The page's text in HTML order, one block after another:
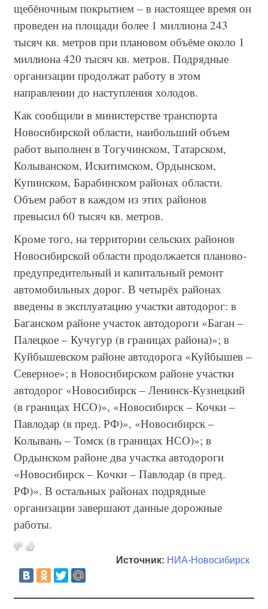
щебёночным покрытием – в настоящее время он
проведен на площади более 1 миллиона 243
тысяч кв. метров при плановом объёме около 1
миллиона 420 тысяч кв. метров. Подрядные
организации продолжат работу в этом
направлении до наступления холодов.
Как сообщили в министерстве транспорта
Новосибирской области, наибольший объем
работ выполнен в Тогучинском, Татарском,
Колыванском, Искитимском, Ордынском,
Купинском, Барабинском районах области.
Объем работ в каждом из этих районов
превысил 60 тысяч кв. метров.
Кроме того, на территории сельских районов
Новосибирской области продолжается планово-
предупредительный и капитальный ремонт
автомобильных дорог. В четырёх районах
введены в эксплуатацию участки автодорог: в
Баганском районе участок автодороги «Баган –
Палецкое – Кучугур (в границах района)»; в
Куйбышевском районе автодорога «Куйбышев –
Северное»; в Новосибирском районе участки
автодорог «Новосибирск – Ленинск-Кузнецкий
(в границах НСО)», «Новосибирск – Кочки –
Павлодар (в пред. РФ)», «Новосибирск –
Колывань – Томск (в границах НСО)»; в
Ордынском районе два участка автодороги
«Новосибирск – Кочки – Павлодар (в пред.
РФ)». В остальных районах подрядные
организации завершают данные дорожные
работы.
Источник: НИА-Новосибирск